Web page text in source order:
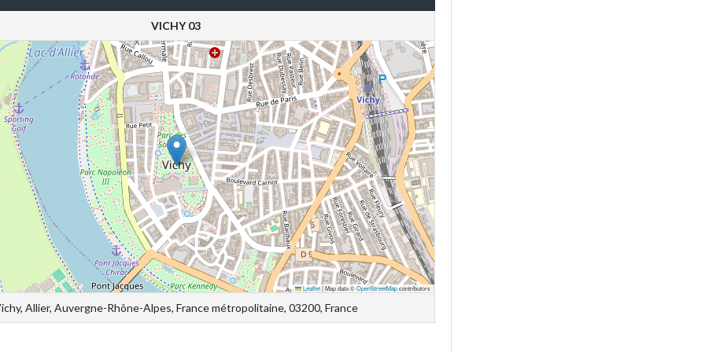
VICHY 03
Leaflet |Map data ©OpenStreetMapcontributors
Allier, Auvergne-Rhône-Alpes, France métropolitaine, 03200, France